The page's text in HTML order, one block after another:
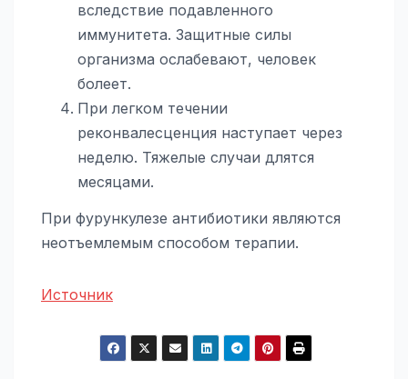
вследствие подавленного
иммунитета. Защитные силы
организма ослабевают, человек
болеет.
При легком течении
реконвалесценция наступает через
неделю. Тяжелые случаи длятся
месяцами.
При фурункулезе антибиотики являются
неотъемлемым способом терапии.
Источник